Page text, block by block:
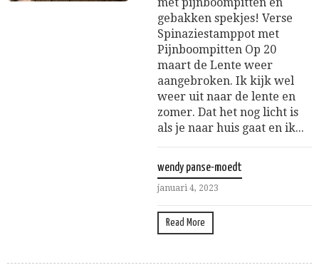
gebakken spekjes! Verse
Spinaziestamppot met
Pijnboompitten Op 20
maart de Lente weer
aangebroken. Ik kijk wel
weer uit naar de lente en
zomer. Dat het nog licht is
als je naar huis gaat en ik...
wendy panse-moedt
januari 4, 2023
Read More